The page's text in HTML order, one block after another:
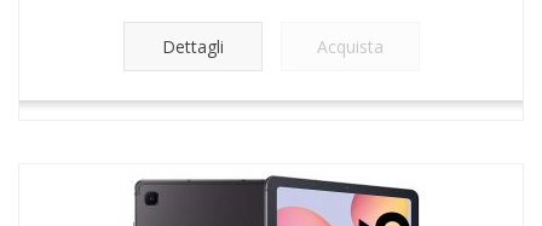
Dettagli Acquista